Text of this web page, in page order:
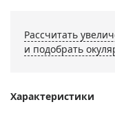
Рассчитать
и подобрать
Характеристики